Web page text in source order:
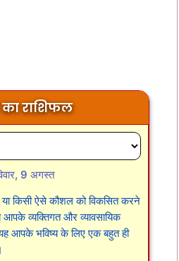
राशिफल
9 अगस्त
किसी ऐसे कौशल को विकसित करने
व्यक्तिगत और व्यावसायिक
आपके भविष्य के लिए एक बहुत ही